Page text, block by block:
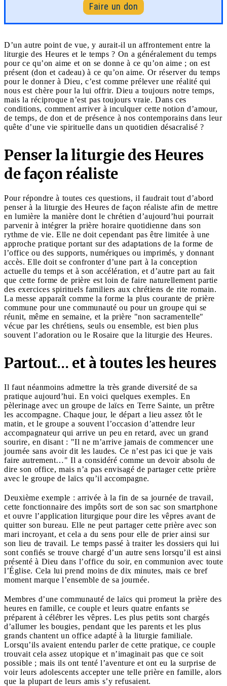
Faire un don
D’un autre point de vue, y aurait-il un affrontement entre la
liturgie des Heures et le temps ? On a généralement du temps
pour ce qu’on aime et on se donne à ce qu’on aime ; on est
présent (don et cadeau) à ce qu’on aime. Or réserver du temps
pour le donner à Dieu, c’est comme prélever une réalité qui
nous est chère pour la lui offrir. Dieu a toujours notre temps,
mais la réciproque n’est pas toujours vraie. Dans ces
conditions, comment arriver à inculquer cette notion d’amour,
de temps, de don et de présence à nos contemporains dans leur
quête d’une vie spirituelle dans un quotidien désacralisé ?
Penser la liturgie des Heures
de façon réaliste
Pour répondre à toutes ces questions, il faudrait tout d’abord
penser à la liturgie des Heures de façon réaliste afin de mettre
en lumière la manière dont le chrétien d’aujourd’hui pourrait
parvenir à intégrer la prière horaire quotidienne dans son
rythme de vie. Elle ne doit cependant pas être limitée à une
approche pratique portant sur des adaptations de la forme de
l’office ou des supports, numériques ou imprimés, y donnant
accès. Elle doit se confronter d’une part à la conception
actuelle du temps et à son accélération, et d’autre part au fait
que cette forme de prière est loin de faire naturellement partie
des exercices spirituels familiers aux chrétiens de rite romain.
La messe apparaît comme la forme la plus courante de prière
commune pour une communauté ou pour un groupe qui se
réunit, même en semaine, et la prière "non sacramentelle"
vécue par les chrétiens, seuls ou ensemble, est bien plus
souvent l’adoration ou le Rosaire que la liturgie des Heures.
Partout… et à toutes les heures
Il faut néanmoins admettre la très grande diversité de sa
pratique aujourd’hui. En voici quelques exemples. En
pèlerinage avec un groupe de laïcs en Terre Sainte, un prêtre
les accompagne. Chaque jour, le départ a lieu assez tôt le
matin, et le groupe a souvent l’occasion d’attendre leur
accompagnateur qui arrive un peu en retard, avec un grand
sourire, en disant : "Il ne m’arrive jamais de commencer une
journée sans avoir dit les laudes. Ce n’est pas ici que je vais
faire autrement…" Il a considéré comme un devoir absolu de
dire son office, mais n’a pas envisagé de partager cette prière
avec le groupe de laïcs qu’il accompagne.
Deuxième exemple : arrivée à la fin de sa journée de travail,
cette fonctionnaire des impôts sort de son sac son smartphone
et ouvre l’application liturgique pour dire les vêpres avant de
quitter son bureau. Elle ne peut partager cette prière avec son
mari incroyant, et cela a du sens pour elle de prier ainsi sur
son lieu de travail. Le temps passé à traiter les dossiers qui lui
sont confiés se trouve chargé d’un autre sens lorsqu’il est ainsi
présenté à Dieu dans l’office du soir, en communion avec toute
l’Église. Cela lui prend moins de dix minutes, mais ce bref
moment marque l’ensemble de sa journée.
Membres d’une communauté de laïcs qui promeut la prière des
heures en famille, ce couple et leurs quatre enfants se
préparent à célébrer les vêpres. Les plus petits sont chargés
d’allumer les bougies, pendant que les parents et les plus
grands chantent un office adapté à la liturgie familiale.
Lorsqu’ils avaient entendu parler de cette pratique, ce couple
trouvait cela assez utopique et n’imaginait pas que ce soit
possible ; mais ils ont tenté l’aventure et ont eu la surprise de
voir leurs adolescents accepter une telle prière en famille, alors
que la plupart de leurs amis s’y refusaient.